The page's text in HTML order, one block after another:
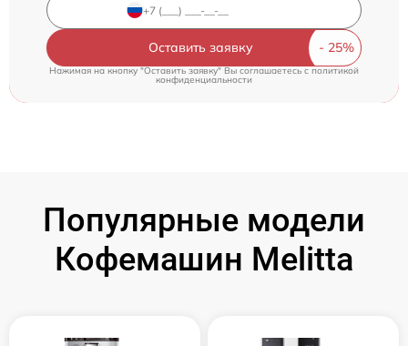
Оставить заявку
Нажимая на кнопку "Оставить заявку" Вы соглашаетесь cполитикой
конфиденциальности
Популярные модели
Кофемашин Melitta